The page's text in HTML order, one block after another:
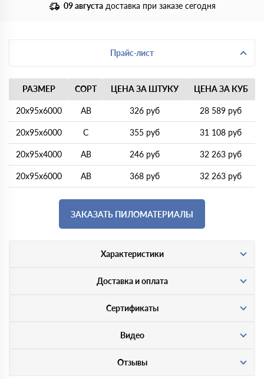
09 августа доставка при заказе сегодня
Прайс-лист
РАЗМЕР СОРТ ЦЕНА ЗА ШТУКУ ЦЕНА ЗА КУБ
20х95х6000 АВ 326 руб 28 589 руб
20х95х6000 С 355 руб 31 108 руб
20х95х4000 АВ 246 руб 32 263 руб
20х95х6000 АВ 368 руб 32 263 руб
ЗАКАЗАТЬ ПИЛОМАТЕРИАЛЫ
Характеристики
Доставка и оплата
Сертификаты
Видео
Отзывы